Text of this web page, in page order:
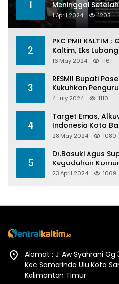
1
Meninggal Setelah
1 April 2024 1203
2
PKC PMII KALTIM
Kaltim, Eks
Menelan Korban
16 May 2024 1161
3
RESMI! Bupati
Kukuhkan
4 July 2024 1110
4
Target Emas,
Indonesia Kota
Barometer
28 May 2024 1080
5
Dr.Basuki Agus
Kegaduhan
Pesta Politik 2024
23 April 2024 1069
Alamat : Jl Aw Syahrani Gg
Kec Samarinda Ulu Kota
Kalimantan Timur